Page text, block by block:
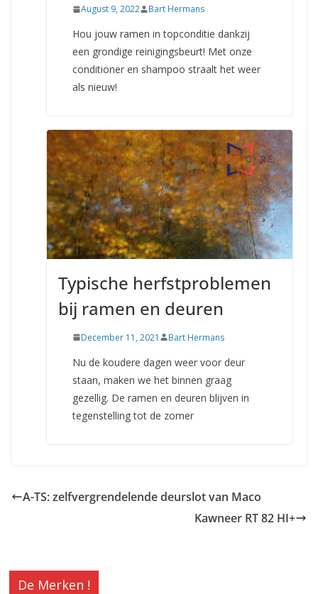
August 9, 2022 Bart Hermans
Hou jouw ramen in topconditie dankzij
een grondige reinigingsbeurt! Met onze
conditioner en shampoo straalt het weer
als nieuw!
Typische herfstproblemen
bij ramen en deuren
December 11, 2021 Bart Hermans
Nu de koudere dagen weer voor deur
staan, maken we het binnen graag
gezellig. De ramen en deuren blijven in
tegenstelling tot de zomer
A-TS: zelfvergrendelende deurslot van Maco
Kawneer RT 82 HI+
De Merken !